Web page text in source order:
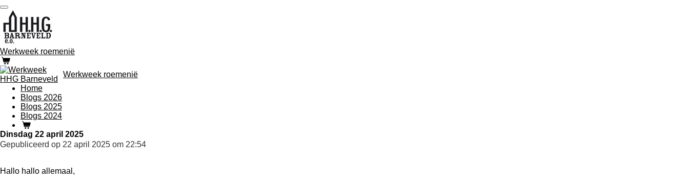
Ga
direct
naar
de
hoofdinhoud
Werkweek roemenië
Werkweek roemenië
Home
Blogs 2026
Blogs 2025
Blogs 2024
Dinsdag 22 april 2025
Gepubliceerd op 22 april 2025 om 22:54
Hallo hallo allemaal,